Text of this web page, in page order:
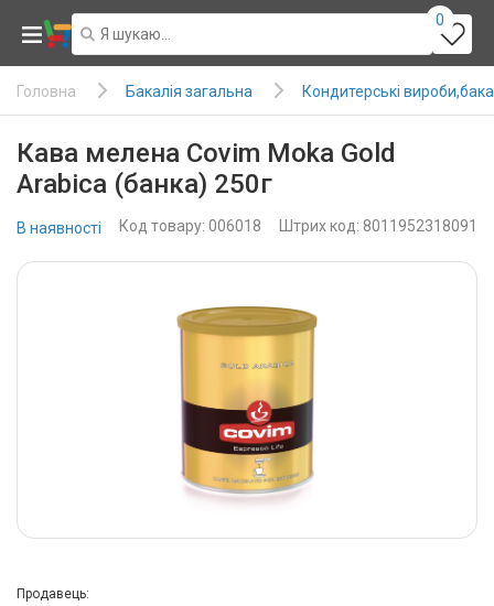
0
Головна Бакалія загальна Кондитерські
Кава мелена Covim Moka Gold
Arabica (банка) 250г
В наявності Код товару: 006018 Штрих код: 8011952318091
Продавець: